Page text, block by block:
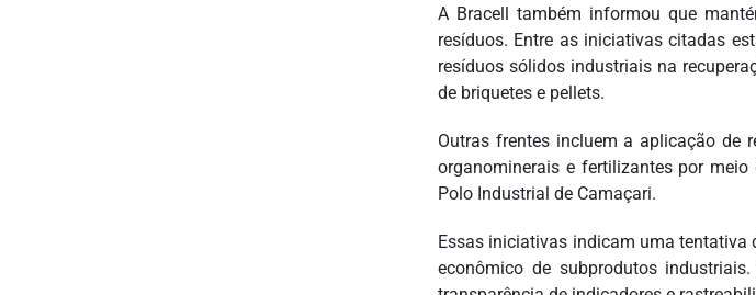
A Bracell também informou que
resíduos. Entre as iniciativas citadas
resíduos sólidos industriais na
de briquetes e pellets.
Outras frentes incluem a aplicação de
organominerais e fertilizantes por
Polo Industrial de Camaçari.
Essas iniciativas indicam uma
econômico de subprodutos